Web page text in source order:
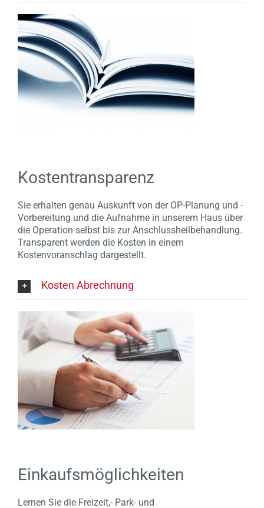
Kostentransparenz
Sie erhalten genau Auskunft von der OP-Planung und -
Vorbereitung und die Aufnahme in unserem Haus über
die Operation selbst bis zur Anschlussheilbehandlung.
Transparent werden die Kosten in einem
Kostenvoranschlag dargestellt.
Kosten Abrechnung
Einkaufsmöglichkeiten
Lernen Sie die Freizeit,- Park- und